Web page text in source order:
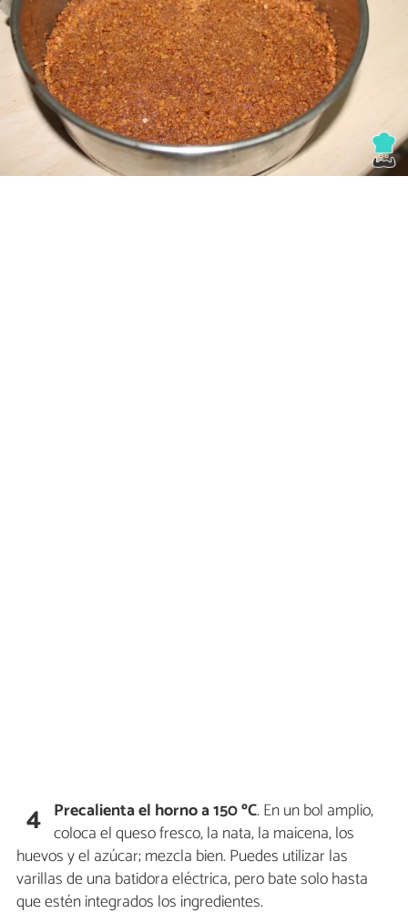
4 Precalienta el horno a 150 ºC. En un bol amplio,
coloca el queso fresco, la nata, la maicena, los
huevos y el azúcar; mezcla bien. Puedes utilizar las
varillas de una batidora eléctrica, pero bate solo hasta
que estén integrados los ingredientes.